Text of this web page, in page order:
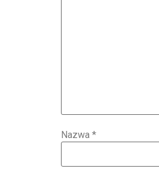
Nazwa *